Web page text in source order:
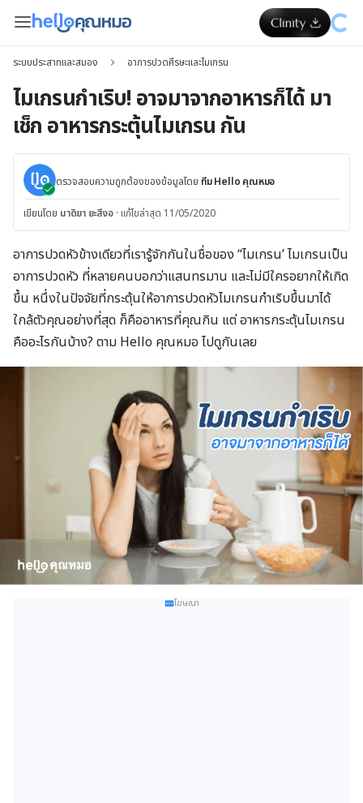
ระบบประสาทและสมอง อาการปวดศีรษะและไมเกรน
ไมเกรนกำเริบ! อาจมาจากอาหารก็ได้ มา
เช็ก อาหารกระตุ้นไมเกรน กัน
ตรวจสอบความถูกต้องของข้อมูลโดย ทีม Hello คุณหมอ
เขียนโดย นาดิยา ยะสีงอ · แก้ไขล่าสุด 11/05/2020
อาการปวดหัวข้างเดียวที่เรารู้จักกันในชื่อของ “ไมเกรน’ ไมเกรนเป็น
อาการปวดหัว ที่หลายคนบอกว่าแสนทรมาน และไม่มีใครอยากให้เกิด
ขึ้น หนึ่งในปัจจัยที่กระตุ้นให้อาการปวดหัวไมเกรนกำเริบขึ้นมาได้
ใกล้ตัวคุณอย่างที่สุด ก็คืออาหารที่คุณกิน แต่ อาหารกระตุ้นไมเกรน
คืออะไรกันบ้าง? ตาม Hello คุณหมอ ไปดูกันเลย
โฆษณา